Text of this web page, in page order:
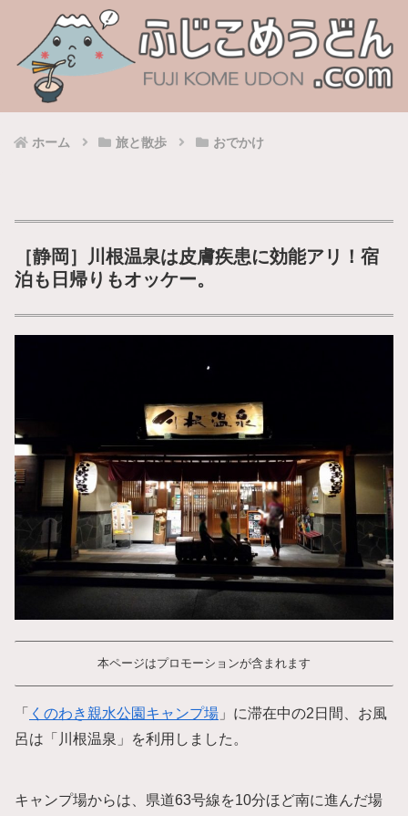
ホーム 旅と散歩 おでかけ
［静岡］川根温泉は皮膚疾患に効能アリ！宿
泊も日帰りもオッケー。
本ページはプロモーションが含まれます
「 くのわき親水公園キャンプ場 」に滞在中の2日間、お風
呂は「川根温泉」を利用しました。
キャンプ場からは、県道63号線を10分ほど南に進んだ場